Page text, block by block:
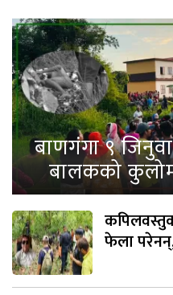
बाणगंगा ९
बालकको
फेला